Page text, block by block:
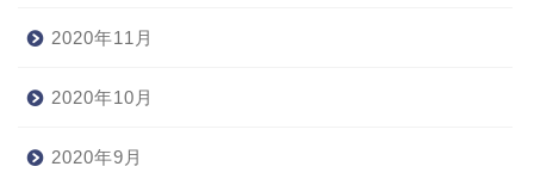
2020年11月
2020年10月
2020年9月